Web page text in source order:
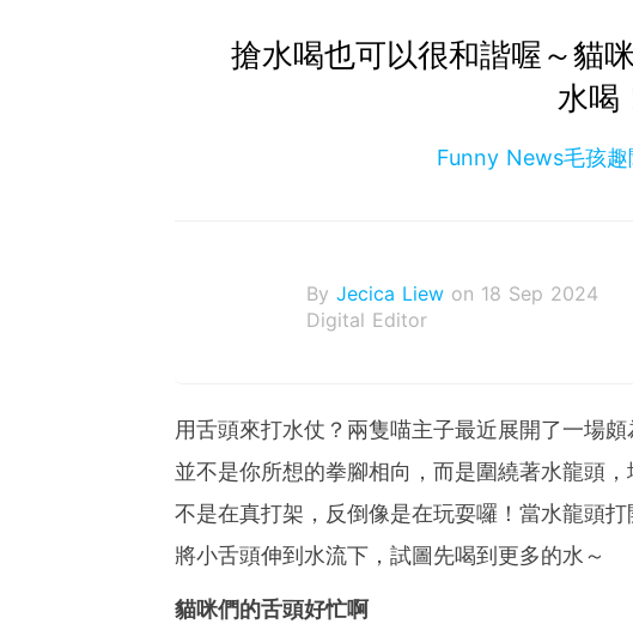
搶水喝也可以很和諧喔～貓
水喝
Funny News毛孩趣
By Jecica Liew on 18 Sep 2024
Digital Editor
用舌頭來打水仗？兩隻喵主子最近展開了一場
並不是你所想的拳腳相向，而是圍繞著水龍頭
不是在真打架，反倒像是在玩耍囉！當水龍頭
將小舌頭伸到水流下，試圖先喝到更多的水～
貓咪們的舌頭好忙啊